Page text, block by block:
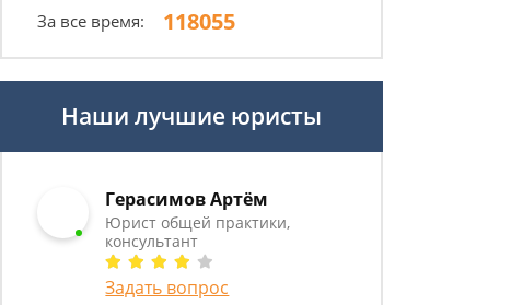
За все время: 118055
Наши лучшие юристы
Герасимов Артём
Юрист общей практики,
консультант
Задать вопрос